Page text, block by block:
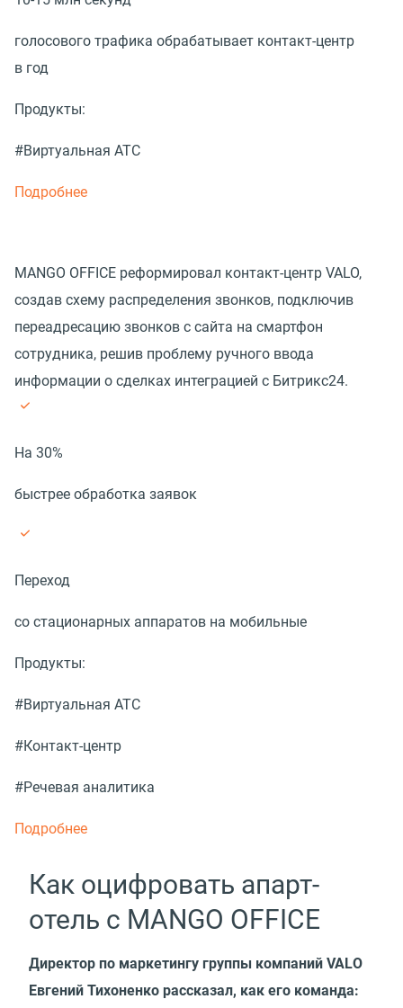
голосового трафика обрабатывает контакт-центр
в год
Продукты:
#Виртуальная АТС
Подробнее
MANGO OFFICE реформировал контакт-центр VALO,
создав схему распределения звонков, подключив
переадресацию звонков с сайта на смартфон
сотрудника, решив проблему ручного ввода
информации о сделках интеграцией с Битрикс24.
На 30%
быстрее обработка заявок
Переход
со стационарных аппаратов на мобильные
Продукты:
#Виртуальная АТС
#Контакт-центр
#Речевая аналитика
Подробнее
Как оцифровать апарт-
отель с MANGO OFFICE
Директор по маркетингу группы компаний VALO
Евгений Тихоненко рассказал, как его команда: